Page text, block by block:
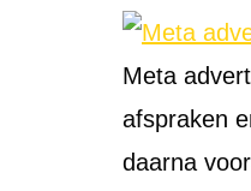
Meta
afspraken
daarna